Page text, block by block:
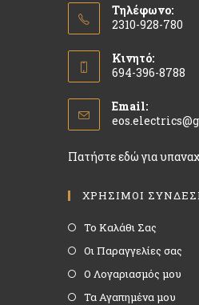
Τηλέφωνο:
2310-928-780
Κινητό:
694-396-8788
Email:
Πατήστε εδώ για
ΧΡΗΣΙΜΟΙ
Το Καλάθι Σας
Οι Παραγγελίες σας
Ο Λογαριασμός μου
Τα Αγαπημένα μου